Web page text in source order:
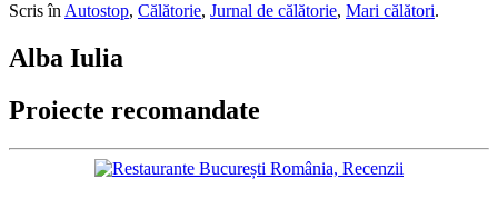
Scris în Autostop, Călătorie, Jurnal de călătorie, Mari călători.
Alba Iulia
Proiecte recomandate